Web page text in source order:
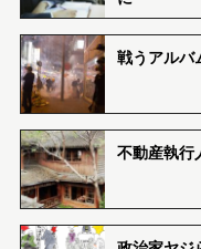
戦うアルバ
不動産執行